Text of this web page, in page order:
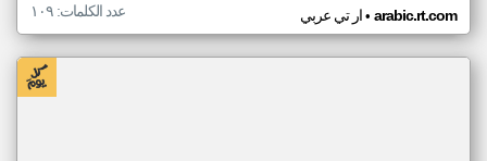
ار تي عربي• arabic.rt.com عدد الكلمات: ١٠٩